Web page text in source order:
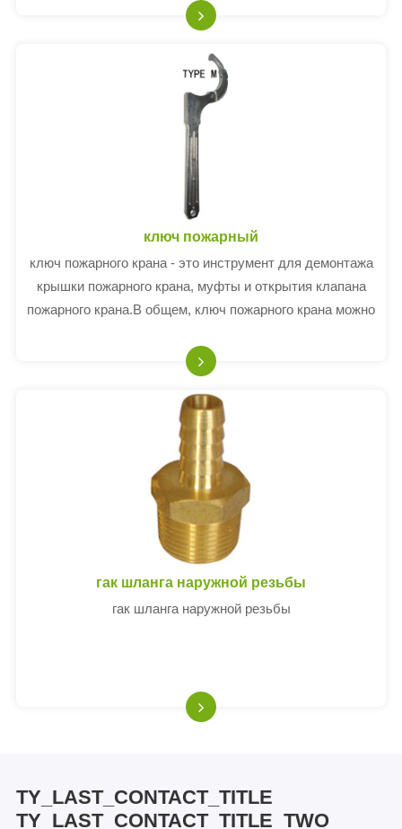
8.
ключ пожарный
ключ пожарного крана - это инструмент для демонтажа
крышки пожарного крана, муфты и открытия клапана
пожарного крана.В общем, ключ пожарного крана можно
много разных типов.материал стальной.
гак шланга наружной резьбы
гак шланга наружной резьбы
TY_LAST_CONTACT_TITLE
TY_LAST_CONTACT_TITLE_TWO